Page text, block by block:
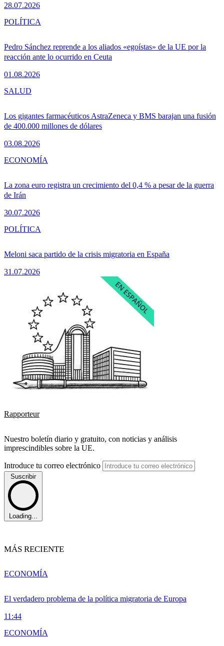
28.07.2026
Pedro Sánchez reprende a los aliados «egoístas» de la UE por la
reacción ante lo ocurrido en Ceuta
01.08.2026
POLÍTICA
Los gigantes farmacéuticos AstraZeneca y BMS barajan una fusión
de 400.000 millones de dólares
03.08.2026
SALUD
La zona euro registra un crecimiento del 0,4 % a pesar de la guerra
de Irán
30.07.2026
ECONOMÍA
Meloni saca partido de la crisis migratoria en España
31.07.2026
POLÍTICA
Rapporteur
Nuestro boletín diario y gratuito, con noticias y análisis
imprescindibles sobre la UE.
Introduce tu correo electrónico
Suscribir
Loading...
MÁS RECIENTE
El verdadero problema de la política migratoria de Europa
11:44
ECONOMÍA
ECONOMÍA